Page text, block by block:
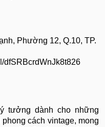
Phường 12, Q.10, TP.
dfSRBcrdWnJk8t826
tưởng dành cho những
cách vintage, mong